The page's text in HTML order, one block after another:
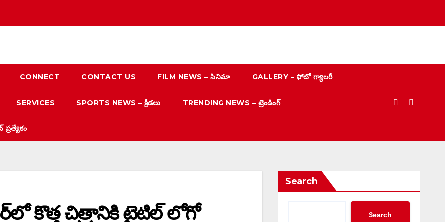
CONNECT CONTACT US FILM NEWS – సినిమా GALLERY – ఫోటో గ్యాలరీ
SERVICES SPORTS NEWS – క్రీడలు TRENDING NEWS – ట్రెండింగ్
కొత్త చిత్రానికి టైటిల్ లోగో
Search
Search